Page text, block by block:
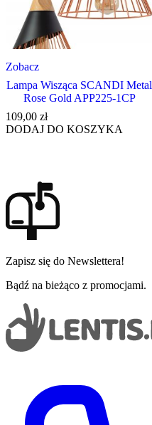
Zobacz
Lampa Wisząca SCANDI Metal
Rose Gold APP225-1CP
109,00 zł
DODAJ DO KOSZYKA
Zapisz się do Newslettera!
Bądź na bieżąco z promocjami.